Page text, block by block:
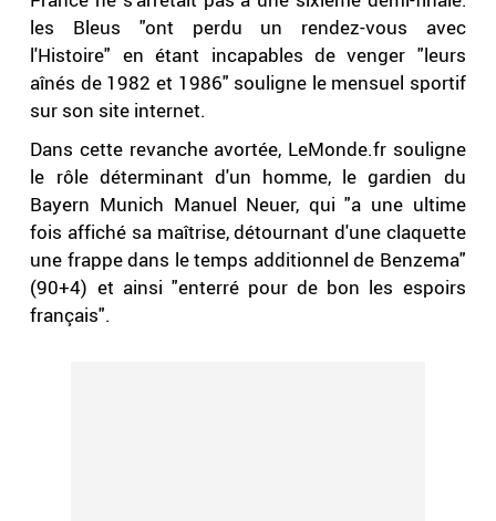
les Bleus "ont perdu un rendez-vous avec
l'Histoire" en étant incapables de venger "leurs
aînés de 1982 et 1986" souligne le mensuel sportif
sur son site internet.
Dans cette revanche avortée, LeMonde.fr souligne
le rôle déterminant d'un homme, le gardien du
Bayern Munich Manuel Neuer, qui "a une ultime
fois affiché sa maîtrise, détournant d'une claquette
une frappe dans le temps additionnel de Benzema"
(90+4) et ainsi "enterré pour de bon les espoirs
français".